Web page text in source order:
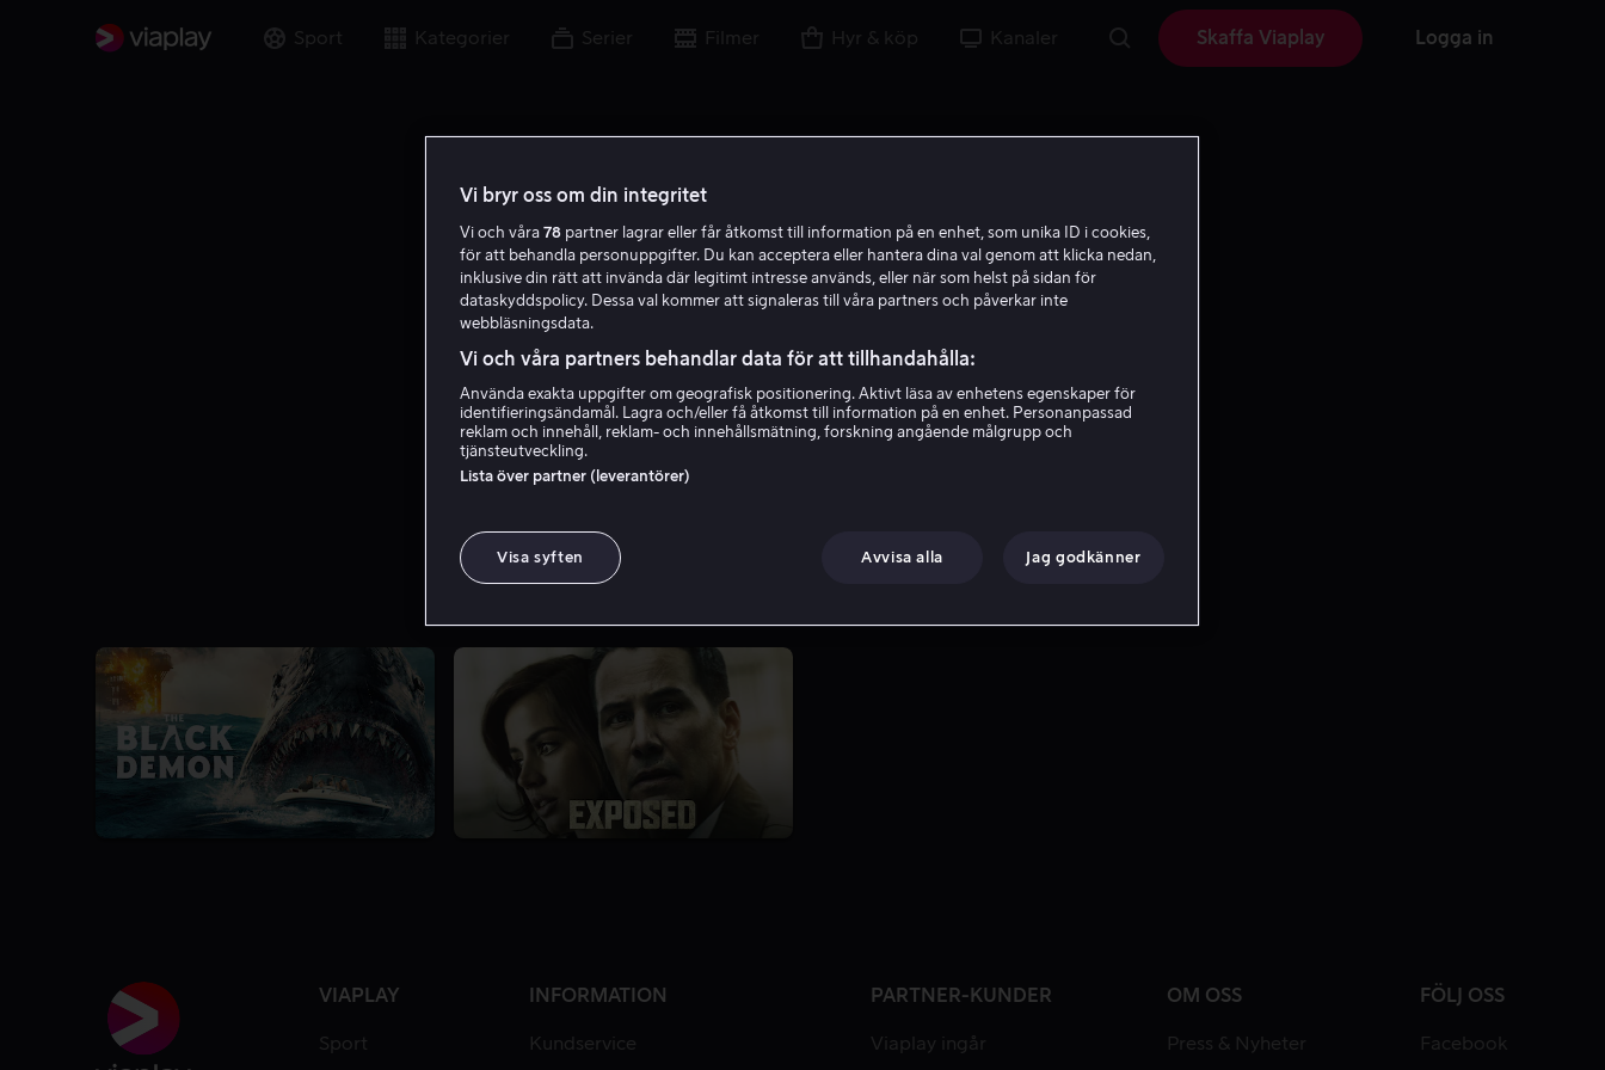
Sport Kategorier Serier Filmer Hyr & köp Kanaler Skaffa Viaplay Logga in
Venus Ariel
VIAPLAY
Sport
INFORMATION
Kundservice
PARTNER-KUNDER
Viaplay ingår
OM OSS
Press & Nyheter
FÖLJ OSS
Facebook
Vi bryr oss om din integritet
Vi och våra 78 partner lagrar eller får åtkomst till information på en enhet, som unika ID i cookies,
för att behandla personuppgifter. Du kan acceptera eller hantera dina val genom att klicka nedan,
inklusive din rätt att invända där legitimt intresse används, eller när som helst på sidan för
dataskyddspolicy. Dessa val kommer att signaleras till våra partners och påverkar inte
webbläsningsdata.
Vi och våra partners behandlar data för att tillhandahålla:
Använda exakta uppgifter om geografisk positionering. Aktivt läsa av enhetens egenskaper för
identifieringsändamål. Lagra och/eller få åtkomst till information på en enhet. Personanpassad
reklam och innehåll, reklam- och innehållsmätning, forskning angående målgrupp och
tjänsteutveckling.
Lista över partner (leverantörer)
Visa syften Avvisa alla Jag godkänner